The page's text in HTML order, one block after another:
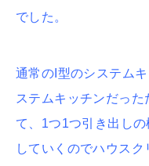
でした。
通常のI型のシステム
ステムキッチンだった
て、1つ1つ引き出し
していくのでハウス